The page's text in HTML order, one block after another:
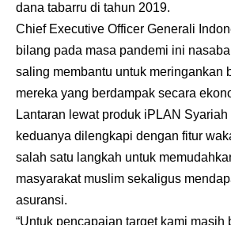
dana tabarru di tahun 2019.
Chief Executive Officer Generali
bilang pada masa pandemi ini
saling membantu untuk meringankan
mereka yang berdampak secara
Lantaran lewat produk iPLAN
keduanya dilengkapi dengan fitur
salah satu langkah untuk
masyarakat muslim sekaligus
asuransi.
“Untuk pencapaian target kami masih